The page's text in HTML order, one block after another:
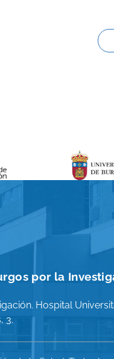
por la
Hospital
3.